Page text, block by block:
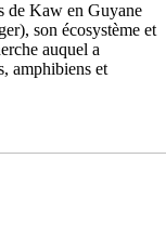
de Kaw en Guyane
son écosystème et
auquel a
amphibiens et